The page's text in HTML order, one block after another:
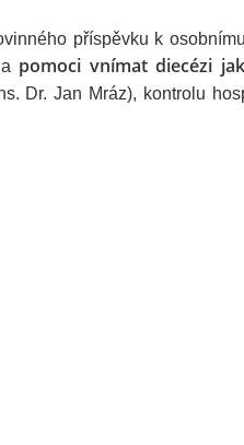
příspěvku k
pomoci vnímat diecézi
Dr. Jan Mráz), kontrolu